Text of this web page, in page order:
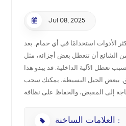
中文
هَوُسَ
Jul 08, 2025
الأدوات استخدامًا في أي حمام. بعد
من الشائع أن تتعطل بعض أجزائه، مثل
الآلية الداخلية. قد يبدو هذا
ببعض الحيل البسيطة، يمكنك سحب
إلى المقبض، والحفاظ على نظافة
المرحاض عندما يكون المقبض مكسورًا. الخطوة 1: فهم كيفية عمل العلامات الساخنة :